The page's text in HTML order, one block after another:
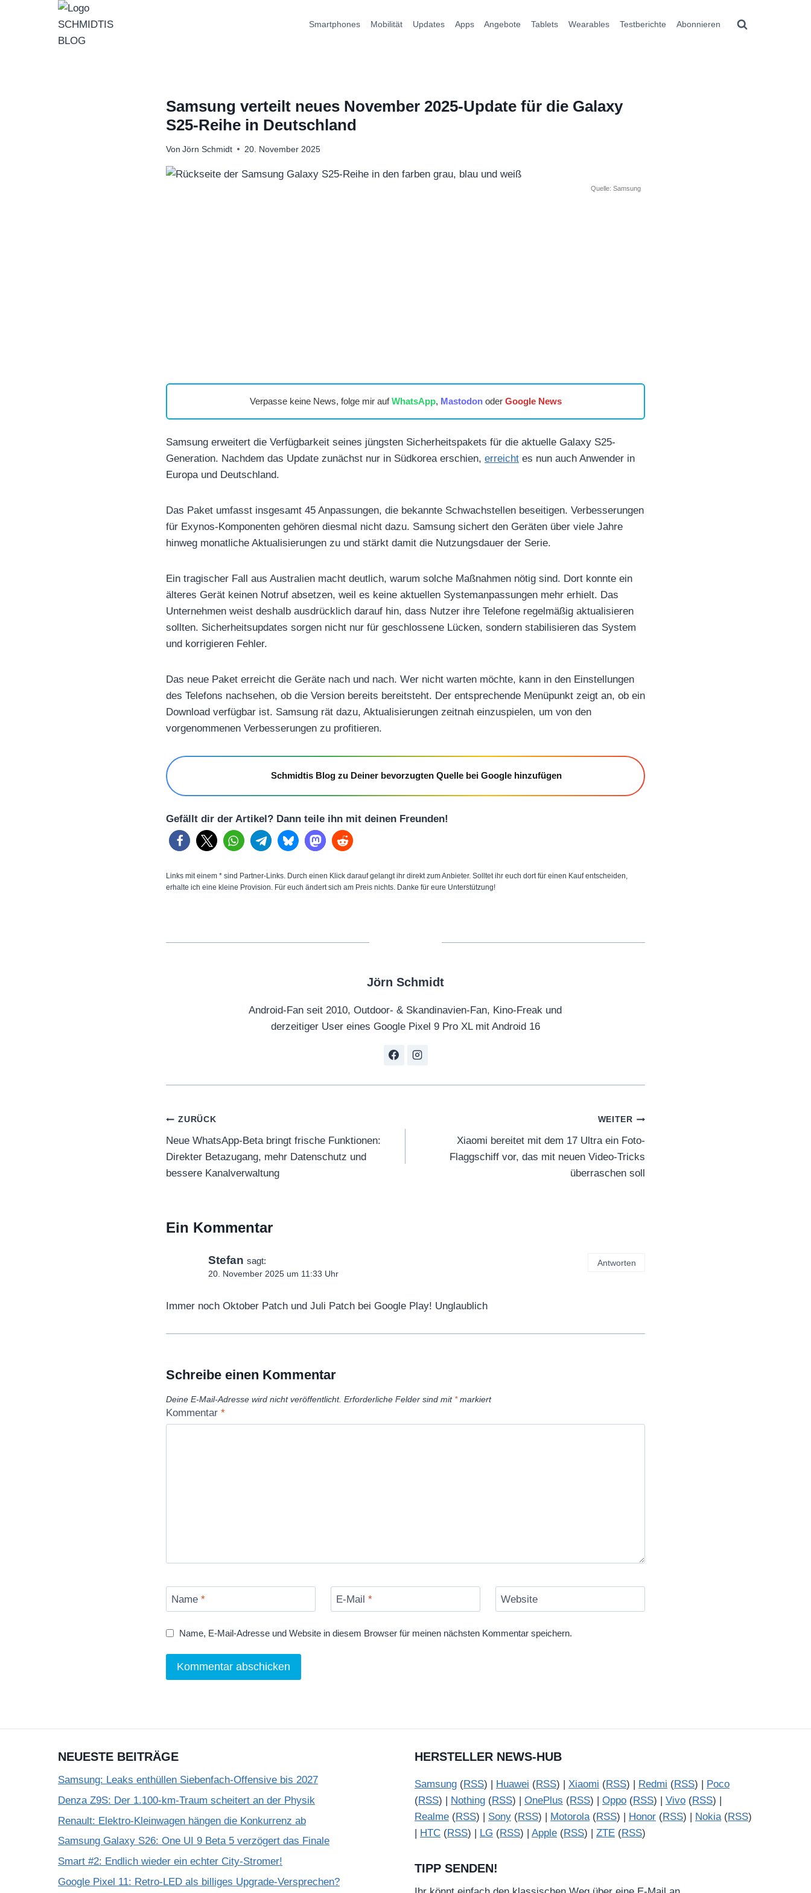
Smartphones Mobilität Updates Apps Angebote Tablets Wearables Testberichte Abonnieren
Samsung verteilt neues November 2025-Update für die Galaxy
S25-Reihe in Deutschland
Von Jörn Schmidt 20. November 2025
Quelle: Samsung
Verpasse keine News, folge mir aufWhatsApp, Mastodonoder Google News
Samsung erweitert die Verfügbarkeit seines jüngsten Sicherheitspakets für die aktuelle Galaxy S25-
Generation. Nachdem das Update zunächst nur in Südkorea erschien, erreicht es nun auch Anwender in
Europa und Deutschland.
Das Paket umfasst insgesamt 45 Anpassungen, die bekannte Schwachstellen beseitigen. Verbesserungen
für Exynos-Komponenten gehören diesmal nicht dazu. Samsung sichert den Geräten über viele Jahre
hinweg monatliche Aktualisierungen zu und stärkt damit die Nutzungsdauer der Serie.
Ein tragischer Fall aus Australien macht deutlich, warum solche Maßnahmen nötig sind. Dort konnte ein
älteres Gerät keinen Notruf absetzen, weil es keine aktuellen Systemanpassungen mehr erhielt. Das
Unternehmen weist deshalb ausdrücklich darauf hin, dass Nutzer ihre Telefone regelmäßig aktualisieren
sollten. Sicherheitsupdates sorgen nicht nur für geschlossene Lücken, sondern stabilisieren das System
und korrigieren Fehler.
Das neue Paket erreicht die Geräte nach und nach. Wer nicht warten möchte, kann in den Einstellungen
des Telefons nachsehen, ob die Version bereits bereitsteht. Der entsprechende Menüpunkt zeigt an, ob ein
Download verfügbar ist. Samsung rät dazu, Aktualisierungen zeitnah einzuspielen, um von den
vorgenommenen Verbesserungen zu profitieren.
Schmidtis Blog zu Deiner bevorzugten Quelle bei Google hinzufügen
Gefällt dir der Artikel? Dann teile ihn mit deinen Freunden!
Links mit einem * sind Partner-Links. Durch einen Klick darauf gelangt ihr direkt zum Anbieter. Solltet ihr euch dort für einen Kauf entscheiden,
erhalte ich eine kleine Provision. Für euch ändert sich am Preis nichts. Danke für eure Unterstützung!
Jörn Schmidt
Android-Fan seit 2010, Outdoor- & Skandinavien-Fan, Kino-Freak und
derzeitiger User eines Google Pixel 9 Pro XL mit Android 16
Beitragsnavigation
ZURÜCK
Neue WhatsApp-Beta bringt frische Funktionen:
Direkter Betazugang, mehr Datenschutz und
bessere Kanalverwaltung
WEITER
Xiaomi bereitet mit dem 17 Ultra ein Foto-
Flaggschiff vor, das mit neuen Video-Tricks
überraschen soll
Ein Kommentar
Stefan sagt:
20. November 2025 um 11:33 Uhr
Immer noch Oktober Patch und Juli Patch bei Google Play! Unglaublich
Antworten
Schreibe einen Kommentar
Deine E-Mail-Adresse wird nicht veröffentlicht. Erforderliche Felder sind mit *markiert
Kommentar *
Name * E-Mail * Website
Name, E-Mail-Adresse und Website in diesem Browser für meinen nächsten Kommentar speichern.
NEUESTE BEITRÄGE
Samsung: Leaks enthüllen Siebenfach-Offensive bis 2027
Denza Z9S: Der 1.100-km-Traum scheitert an der Physik
Renault: Elektro-Kleinwagen hängen die Konkurrenz ab
Samsung Galaxy S26: One UI 9 Beta 5 verzögert das Finale
Smart #2: Endlich wieder ein echter City-Stromer!
Google Pixel 11: Retro-LED als billiges Upgrade-Versprechen?
HERSTELLER NEWS-HUB
Samsung (RSS) | Huawei (RSS) | Xiaomi (RSS) | Redmi (RSS) | Poco
(RSS) | Nothing (RSS) | OnePlus (RSS) | Oppo (RSS) | Vivo (RSS) |
Realme (RSS) | Sony (RSS) | Motorola(RSS) | Honor (RSS) | Nokia(RSS)
| HTC (RSS) | LG (RSS) | Apple (RSS) | ZTE (RSS)
TIPP SENDEN!